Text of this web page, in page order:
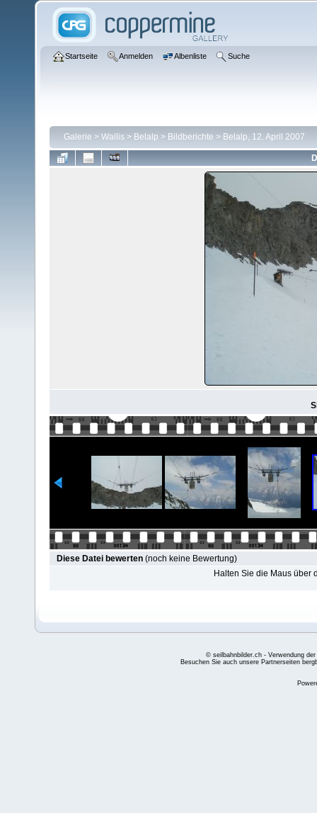
Startseite Anmelden Albenliste Suche
Galerie > Wallis > Belalp > Bildberichte > Belalp, 12. April 2007
Diese Datei bewerten (noch keine Bewertung)
Halten Sie die Maus über
© seilbahnbilder.ch - Verwendung
Besuchen Sie auch unsere Partnerseiten